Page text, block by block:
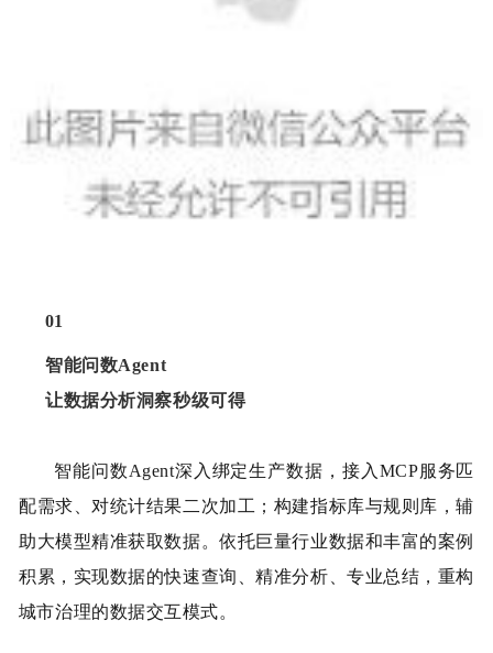
01
智能问数Agent
让数据分析洞察秒级可得
智能问数Agent深入绑定生产数据，接入 MCP服务匹
配需求、对统计结果二次加工；构建指标库与规则库，辅
助大模型精准获取数据。依托巨量行业数据和丰富的案例
积累，实现数据的快速查询、精准分析、专业总结，重构
城市治理的数据交互模式。